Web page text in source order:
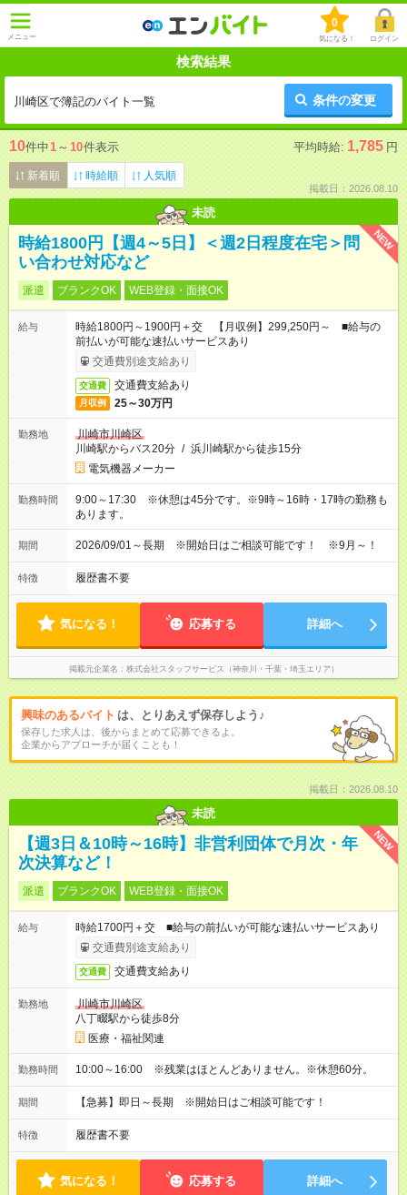
メニュー
0
気になる！ ログイン
検索結果
川崎区で簿記のバイト一覧 条件の変更
10件中1 ～ 10件表示 平均時給: 1,785 円
新着順 時給順 人気順
掲載日：2026.08.10
未読
NEW
時給1800円【週4～5日】＜週2日程度在宅＞問
い合わせ対応など
派遣 ブランクOK WEB登録・面接OK
給与
時給1800円～1900円＋交 【月収例】299,250円～ ■給与の
前払いが可能な速払いサービスあり
交通費別途支給あり
交通費 交通費支給あり
月収例 25～30万円
勤務地
川崎市川崎区
川崎駅からバス20分 / 浜川崎駅から徒歩15分
電気機器メーカー
勤務時間
9:00～17:30 ※休憩は45分です。※9時～16時・17時の勤務も
あります。
期間 2026/09/01～長期 ※開始日はご相談可能です！ ※9月～！
特徴 履歴書不要
気になる！ 応募する 詳細へ
掲載元企業名 株式会社スタッフサービス（神奈川・千葉・埼玉エリア）
興味のあるバイト は、とりあえず保存しよう♪
保存した求人は、後からまとめて応募できるよ。
企業からアプローチが届くことも！
掲載日：2026.08.10
未読
NEW
【週3日＆10時～16時】非営利団体で月次・年
次決算など！
派遣 ブランクOK WEB登録・面接OK
給与
時給1700円＋交 ■給与の前払いが可能な速払いサービスあり
交通費別途支給あり
交通費 交通費支給あり
勤務地
川崎市川崎区
八丁畷駅から徒歩8分
医療・福祉関連
勤務時間 10:00～16:00 ※残業はほとんどありません。※休憩60分。
期間 【急募】即日～長期 ※開始日はご相談可能です！
特徴 履歴書不要
気になる！ 応募する 詳細へ